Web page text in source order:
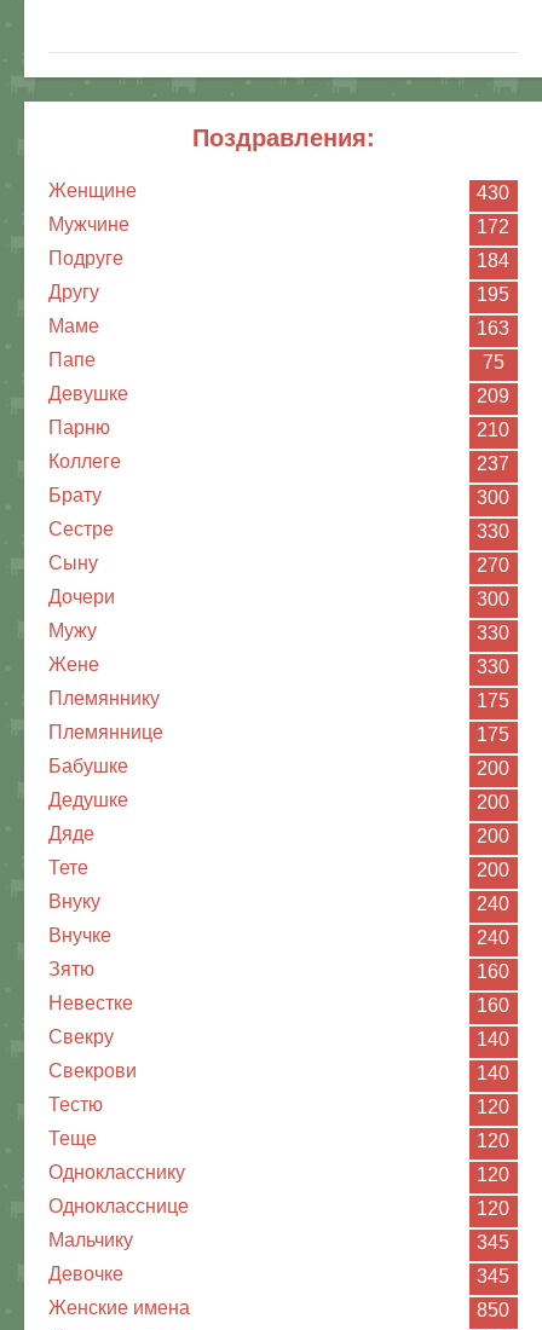
поздравления:
Женщине
430
Мужчине
172
Подруге
184
Другу
195
Маме
163
Папе
75
Девушке
209
Парню
210
Коллеге
237
Брату
300
Сестре
330
Сыну
270
Дочери
300
Мужу
330
Жене
330
Племяннику
175
Племяннице
175
Бабушке
200
Дедушке
200
Дяде
200
Тете
200
Внуку
240
Внучке
240
Зятю
160
Невестке
160
Свекру
140
Свекрови
140
Тестю
120
Теще
120
Однокласснику
120
Однокласснице
120
Мальчику
345
Девочке
345
Женские имена
850